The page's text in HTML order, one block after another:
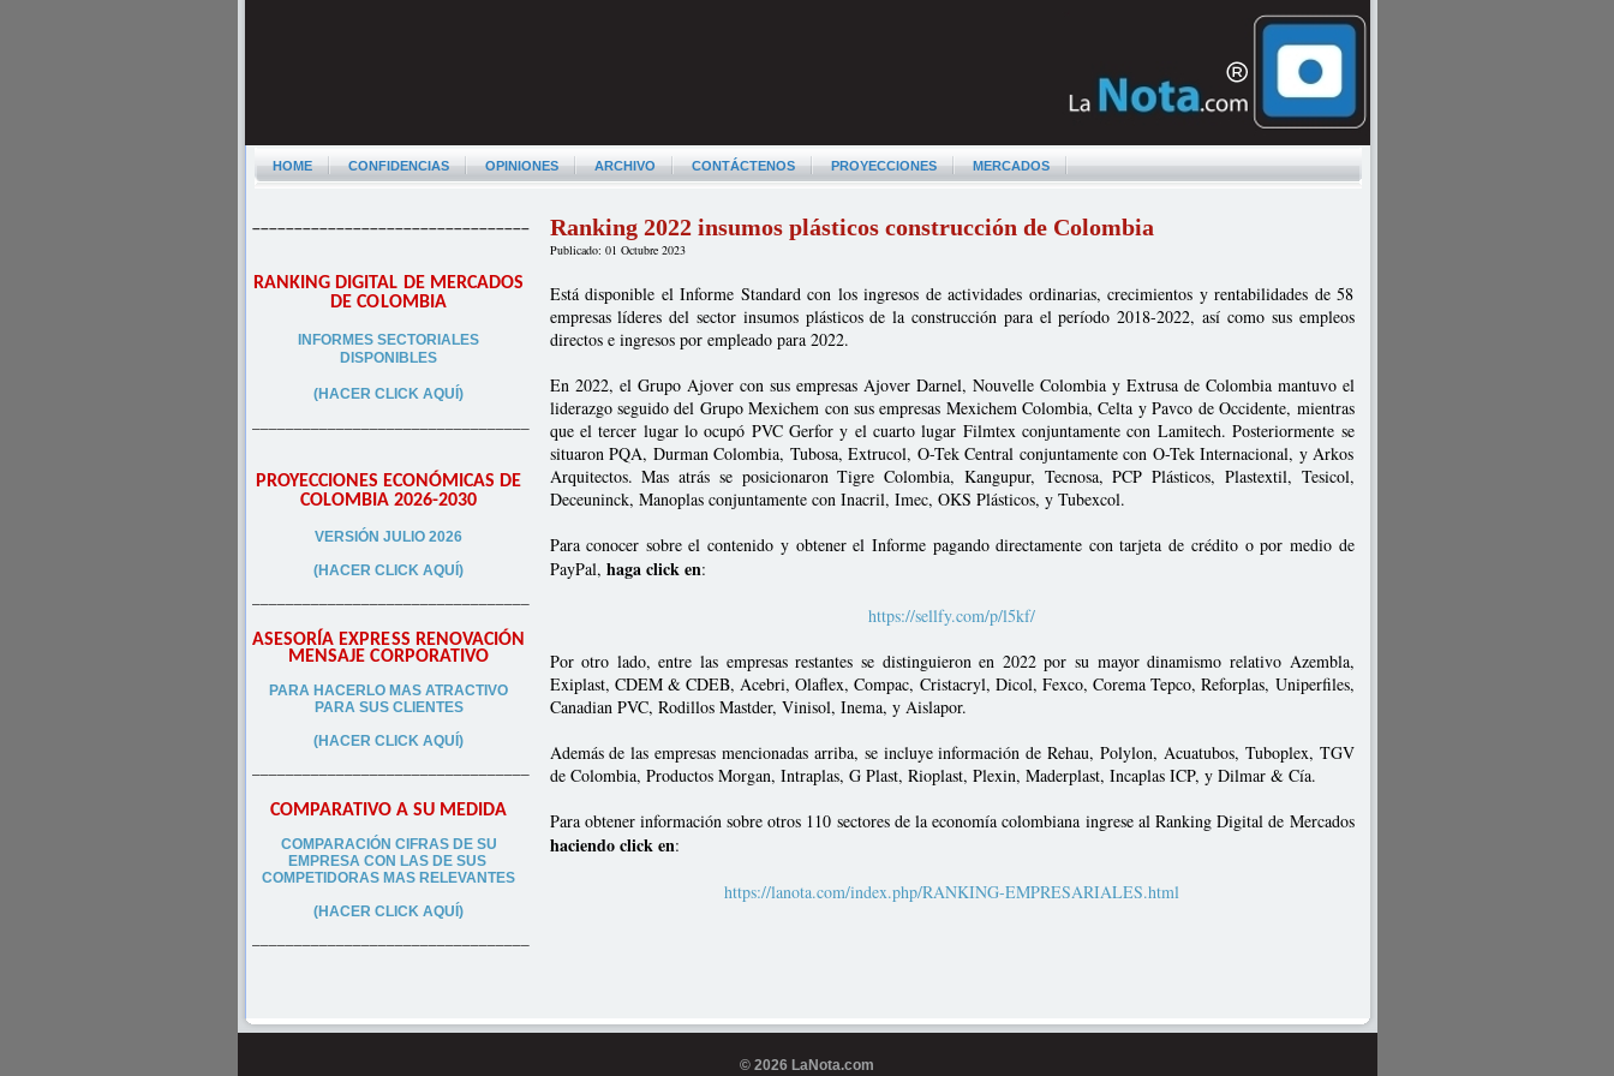
HOME CONFIDENCIAS OPINIONES ARCHIVO CONTÁCTENOS PROYECCIONES MERCADOS
–––––––––––––––––––––––––––––––––
RANKING DIGITAL DE MERCADOS
DE COLOMBIA
INFORMES SECTORIALES
DISPONIBLES
(HACER CLICK AQUÍ)
–––––––––––––––––––––––––––––––––
PROYECCIONES ECONÓMICAS DE
COLOMBIA 2026-2030
VERSIÓN JULIO 2026
(HACER CLICK AQUÍ)
–––––––––––––––––––––––––––––––––
ASESORÍA EXPRESS RENOVACIÓN
MENSAJE CORPORATIVO
PARA HACERLO MAS ATRACTIVO
PARA SUS CLIENTES
(HACER CLICK AQUÍ)
–––––––––––––––––––––––––––––––––
COMPARATIVO A SU MEDIDA
COMPARACIÓN CIFRAS DE SU
EMPRESA CON LAS DE SUS
COMPETIDORAS MAS RELEVANTES
(HACER CLICK AQUÍ)
–––––––––––––––––––––––––––––––––
Ranking 2022 insumos plásticos construcción de Colombia
Publicado: 01 Octubre 2023
Está disponible el Informe Standard con los ingresos de actividades ordinarias, crecimientos y rentabilidades de 58
empresas líderes del sector insumos plásticos de la construcción para el período 2018-2022, así como sus empleos
directos e ingresos por empleado para 2022.
En 2022, el Grupo Ajover con sus empresas Ajover Darnel, Nouvelle Colombia y Extrusa de Colombia mantuvo el
liderazgo seguido del Grupo Mexichem con sus empresas Mexichem Colombia, Celta y Pavco de Occidente, mientras
que el tercer lugar lo ocupó PVC Gerfor y el cuarto lugar Filmtex conjuntamente con Lamitech. Posteriormente se
situaron PQA, Durman Colombia, Tubosa, Extrucol, O-Tek Central conjuntamente con O-Tek Internacional, y Arkos
Arquitectos. Mas atrás se posicionaron Tigre Colombia, Kangupur, Tecnosa, PCP Plásticos, Plastextil, Tesicol,
Deceuninck, Manoplas conjuntamente con Inacril, Imec, OKS Plásticos, y Tubexcol.
Para conocer sobre el contenido y obtener el Informe pagando directamente con tarjeta de crédito o por medio de
PayPal, haga click en:
https://sellfy.com/p/l5kf/
Por otro lado, entre las empresas restantes se distinguieron en 2022 por su mayor dinamismo relativo Azembla,
Exiplast, CDEM & CDEB, Acebri, Olaflex, Compac, Cristacryl, Dicol, Fexco, Corema Tepco, Reforplas, Uniperfiles,
Canadian PVC, Rodillos Mastder, Vinisol, Inema, y Aislapor.
Además de las empresas mencionadas arriba, se incluye información de Rehau, Polylon, Acuatubos, Tuboplex, TGV
de Colombia, Productos Morgan, Intraplas, G Plast, Rioplast, Plexin, Maderplast, Incaplas ICP, y Dilmar & Cía.
Para obtener información sobre otros 110 sectores de la economía colombiana ingrese al Ranking Digital de Mercados
haciendo click en:
https://lanota.com/index.php/RANKING-EMPRESARIALES.html
© 2026 LaNota.com